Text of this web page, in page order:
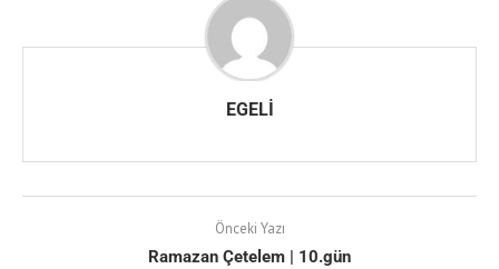
EGELI
Önceki Yazı
Ramazan Çetelem | 10.gün